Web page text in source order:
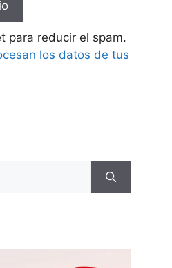
para reducir el spam.
los datos de tus